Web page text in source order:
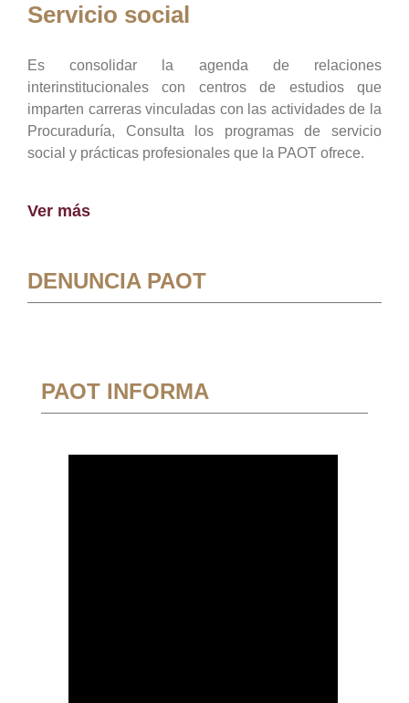
Servicio social
Es consolidar la agenda de relaciones
interinstitucionales con centros de estudios que
imparten carreras vinculadas con las actividades de la
Procuraduría, Consulta los programas de servicio
social y prácticas profesionales que la PAOT ofrece.
Ver más
DENUNCIA PAOT
PAOT INFORMA